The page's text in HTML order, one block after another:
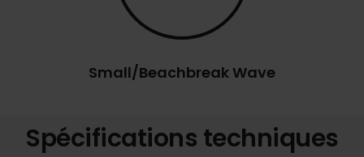
Small/Beachbreak Wave
Spécifications techniques